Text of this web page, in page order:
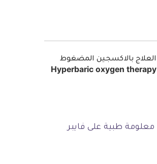
العلاج بالاكسجين المضغوط
Hyperbaric oxygen therapy